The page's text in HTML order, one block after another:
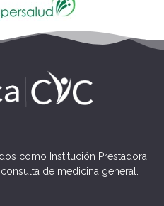
como Institución Prestadora
de medicina general.